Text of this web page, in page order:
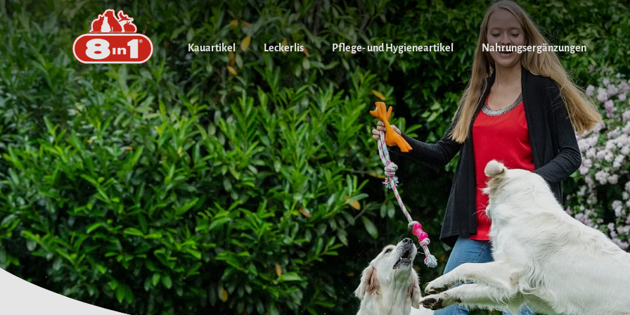
Kauartikel Leckerlis Pflege- und Hygieneartikel Nahrungsergänzungen